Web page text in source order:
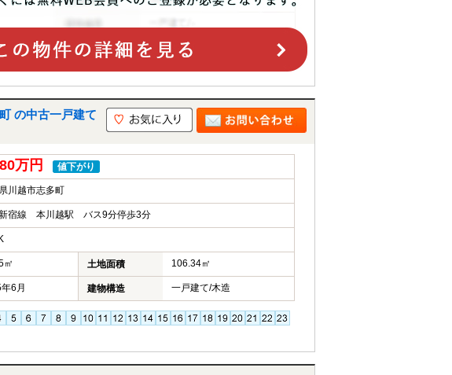
の中古一戸建て
万円 値下がり
川越市志多町
宿線 本川越駅 バス9分停歩3分
㎡ 土地面積 106.34㎡
6月 建物構造 一戸建て/木造